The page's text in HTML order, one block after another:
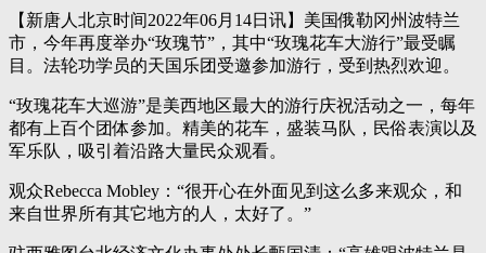
【新唐人北京时间2022年06月14日讯】美国俄勒冈州波特兰
市，今年再度举办“玫瑰节”，其中“玫瑰花车大游行”最受瞩
目。法轮功学员的天国乐团受邀参加游行，受到热烈欢迎。
“玫瑰花车大巡游”是美西地区最大的游行庆祝活动之一，每年
都有上百个团体参加。精美的花车，盛装马队，民俗表演以及
军乐队，吸引着沿路大量民众观看。
观众Rebecca Mobley：“很开心在外面见到这么多来观众，和
来自世界所有其它地方的人，太好了。”